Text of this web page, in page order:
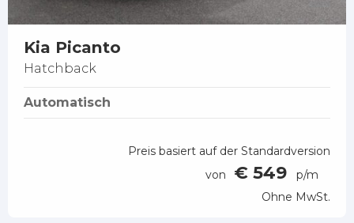
Kia Picanto
Hatchback
Automatisch
Preis basiert auf der Standardversion
von
€ 549
p/m
Ohne MwSt.